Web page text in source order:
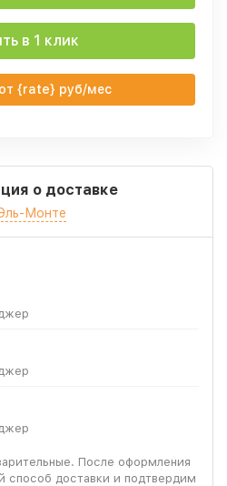
в 1 клик
{rate} руб/мес
о доставке
Монте
После оформления
способ доставки и подтвердим